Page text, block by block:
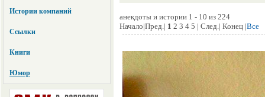
Истории компаний
Ссылки
Книги
Юмор
анекдоты и истории 1 - 10 из 224
Начало|Пред.| 1 2 3 4 5 | След.| Конец |Все